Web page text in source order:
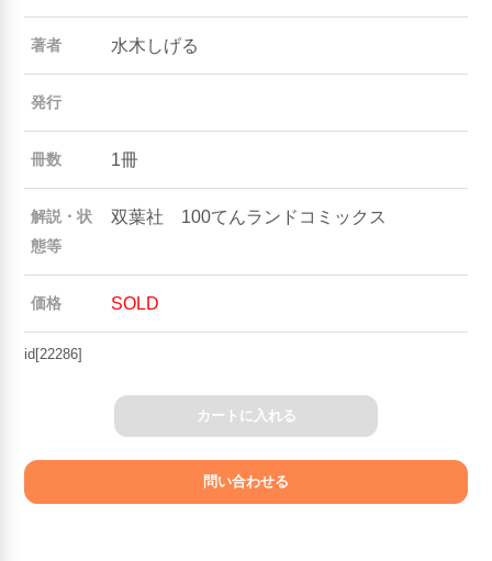
著者 水木しげる
発行
冊数 1冊
解説・状
態等
双葉社 100てんランドコミックス
価格 SOLD
id[22286]
カートに入れる